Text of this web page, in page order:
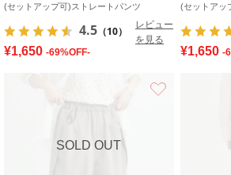
(セットアップ可)ストレートパンツ
4.5 （10）
レビュー
を見る
¥1,650 -69%OFF-
(セットアッ
¥1,650 -
SOLD OUT